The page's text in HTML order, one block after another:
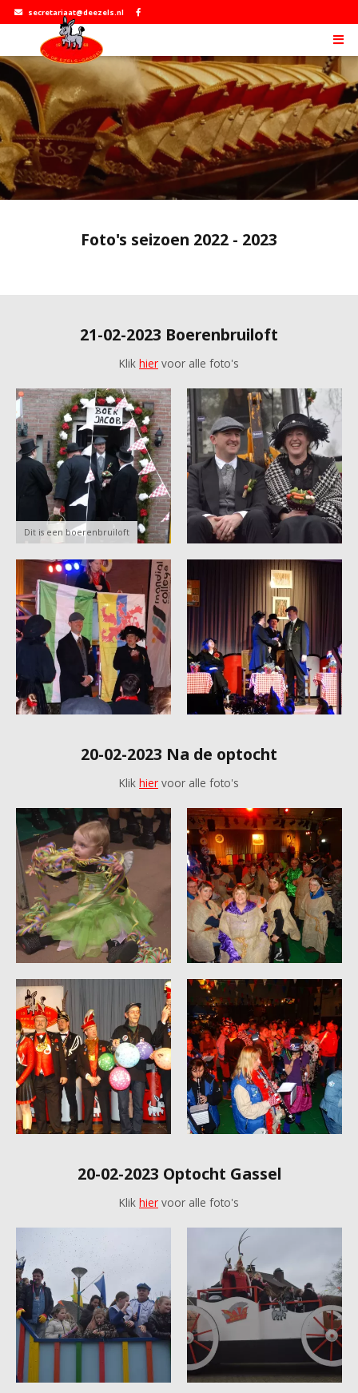
secretariaat@deezels.nl
Foto's seizoen 2022 - 2023
21-02-2023 Boerenbruiloft
Klik hier voor alle foto's
Dit is een boerenbruiloft
20-02-2023 Na de optocht
Klik hier voor alle foto's
20-02-2023 Optocht Gassel
Klik hier voor alle foto's